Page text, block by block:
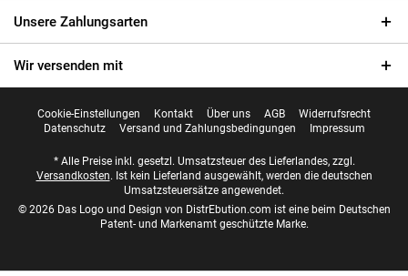
Unsere Zahlungsarten
Wir versenden mit
Cookie-Einstellungen Kontakt Über uns AGB
Widerrufsrecht
Datenschutz
Versand und Zahlungsbedingungen Impressum
* Alle Preise inkl. gesetzl. Umsatzsteuer des Lieferlandes, zzgl.
Versandkosten. Ist kein Lieferland ausgewählt, werden die deutschen
Umsatzsteuersätze angewendet.
© 2026 Das Logo und Design von DistrEbution.com ist eine beim Deutschen
Patent- und Markenamt geschützte Marke.